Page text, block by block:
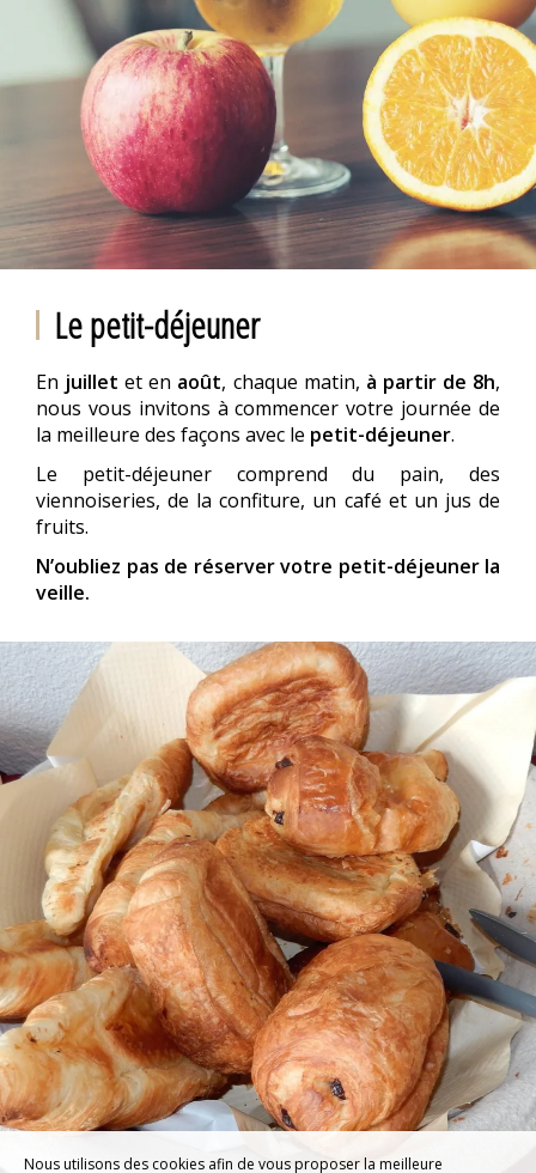
Le petit-déjeuner
En juilletet en août, chaque matin, à partir de 8h,
nous vous invitons à commencer votre journée de
la meilleure des façons avec le petit-déjeuner.
Le petit-déjeuner comprend du pain, des
viennoiseries, de la confiture, un café et un jus de
fruits.
N’oubliez pas de réserver votre petit-déjeuner la
veille.
Nous utilisons des cookies afin de vous proposer la meilleure